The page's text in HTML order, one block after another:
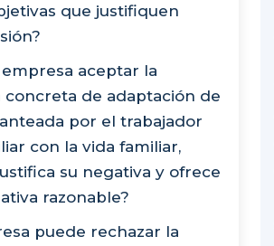
que justifiquen
empresa aceptar la
concreta de adaptación de
por el trabajador
con la vida familiar,
su negativa y ofrece
razonable?
puede rechazar la